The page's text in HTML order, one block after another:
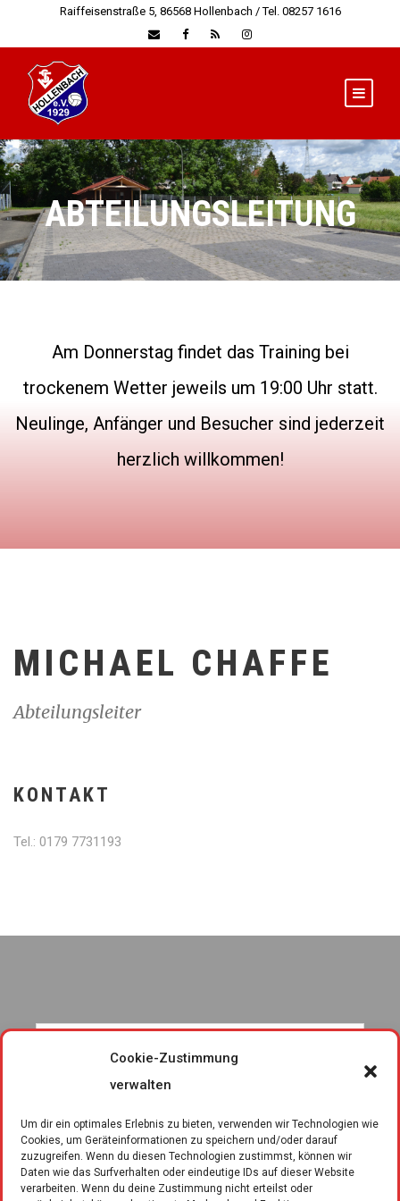
Cookie-Zustimmung
verwalten
Um dir ein optimales Erlebnis zu bieten, verwenden wir Technologien wie
Cookies, um Geräteinformationen zu speichern und/oder darauf
zuzugreifen. Wenn du diesen Technologien zustimmst, können wir
Daten wie das Surfverhalten oder eindeutige IDs auf dieser Website
verarbeiten. Wenn du deine Zustimmung nicht erteilst oder
Raiffeisenstraße 5, 86568 Hollenbach / Tel. 08257 1616
ABTEILUNGSLEITUNG
Am Donnerstag findet das Training bei
trockenem Wetter jeweils um 19:00 Uhr statt.
Neulinge, Anfänger und Besucher sind jederzeit
herzlich willkommen!
MICHAEL CHAFFE
Abteilungsleiter
KONTAKT
Tel.: 0179 7731193